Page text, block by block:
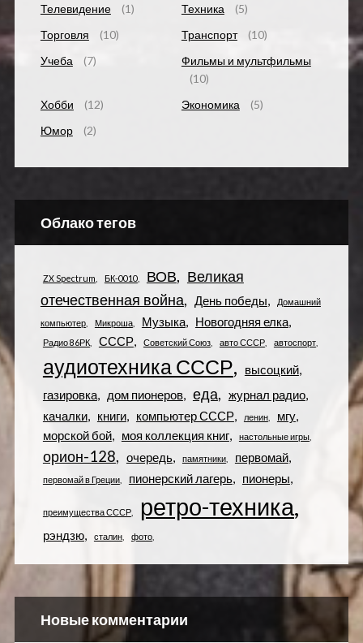
Телевидение
(1) Техника
(5)
Торговля
(10) Транспорт
(10)
Учеба
(7)
Фильмы и мультфильмы
(10)
Хобби
(12) Экономика
(5)
Юмор
(2)
Облако тегов
ZX Spectrum БК-0010 ВОВ
Великая
отечественная война
День победы
Домашний
компьютер
Микроша Музыка Новогодняя елка
Радио 86РК СССР Советский Союз авто СССР автоспорт
аудиотехника СССР
высоцкий
газировка
дом пионеров еда
журнал радио
качалки
книги компьютер СССР ленин
мгу
морской бой
моя коллекция книг настольные игры
орион-128 очередь памятники первомай
первомай в Греции пионерский лагерь пионеры
преимущества СССР ретро-техника
рэндзю сталин фото
Новые комментарии